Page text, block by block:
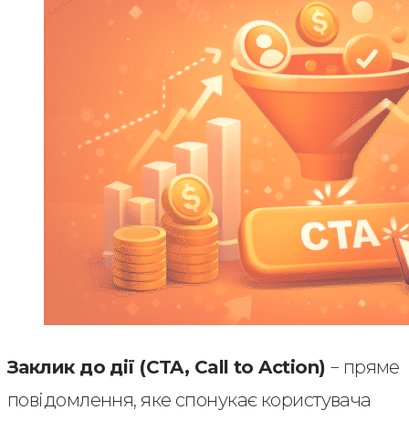
Заклик до дії (CTA, Call to Action) − пряме
повідомлення, яке спонукає користувача